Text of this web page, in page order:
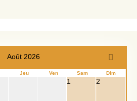
Août 2026
Jeu Ven Sam Dim
1 2